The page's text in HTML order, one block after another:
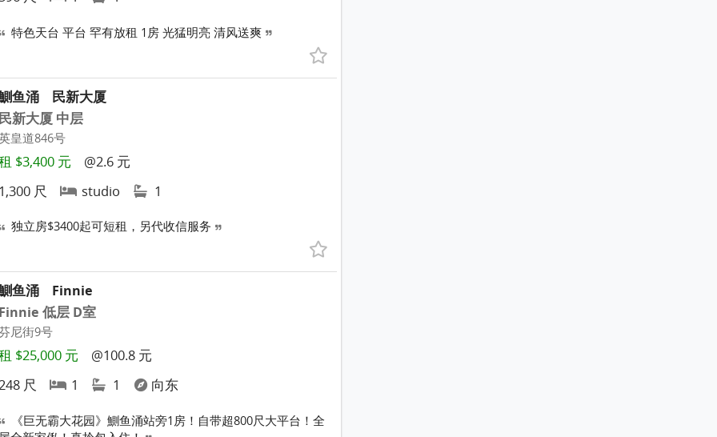
特色天台 平台 罕有放租 1房 光猛明亮 清风送爽
鱼涌
民新大厦
新大厦 中层
皇道846号
$3,400 元
@2.6 元
尺
studio 1
独立房$3400起可短租，另代收信服务
鱼涌
Finnie
低层 D室
尼街9号
$25,000 元
@100.8 元
尺
1 1 向东
《巨无霸大花园》鰂鱼涌站旁1房！自带超800尺大平台！全